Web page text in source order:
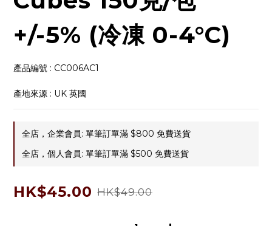
+/-5% (冷凍 0-4°C)
產品編號 : CC006AC1
產地來源 : UK 英國
全店，企業會員: 單筆訂單滿 $800 免費送貨
全店，個人會員: 單筆訂單滿 $500 免費送貨
HK$45.00 HK$49.00